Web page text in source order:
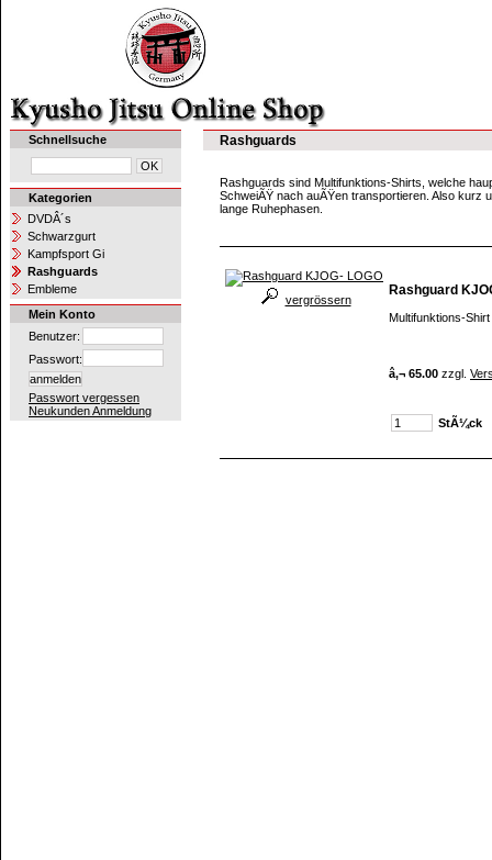
Schnellsuche
Kategorien
DVDÂ´s
Schwarzgurt
Kampfsport Gi
Rashguards
Embleme
Mein Konto
Benutzer:
Passwort:
Passwort vergessen
Neukunden Anmeldung
Rashguards
Rashguards sind Multifunktions-Shirts, welche
SchweiÃŸ nach auÃŸen transportieren. Also
lange Ruhephasen.
vergrössern
Rashguard
Multifunktions-
â‚¬ 65.00 zzgl.
StÃ¼ck